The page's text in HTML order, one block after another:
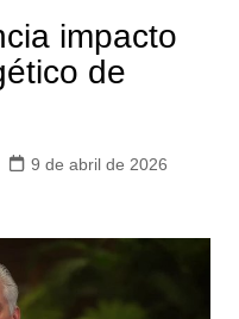
impacto
de
9 de abril de 2026